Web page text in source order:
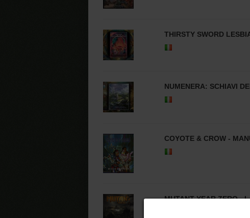
THIRSTY SWORD
NUMENERA: SCHIAVI
COYOTE & CROW -
MUTANT YEAR ZERO -